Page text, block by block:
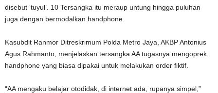
disebut ‘tuyul’. 10 Tersangka itu meraup untung hingga puluhan
juga dengan bermodalkan handphone.
Kasubdit Ranmor Ditreskrimum Polda Metro Jaya, AKBP Antonius
Agus Rahmanto, menjelaskan tersangka AA tugasnya mengoprek
handphone yang biasa dipakai untuk melakukan order fiktif.
“AA mengaku belajar otodidak, di internet ada, rupanya simpel,”